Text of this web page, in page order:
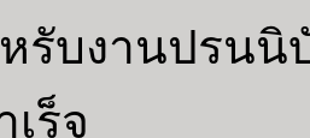
รับงานปรนนิ
ร็จ